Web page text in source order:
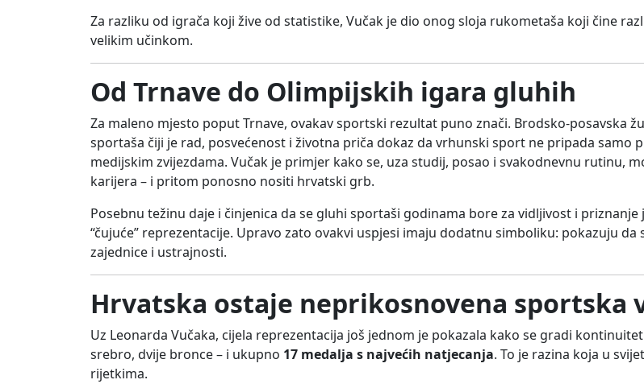
Za razliku od igrača koji žive od statistike, Vučak je dio onog sloja rukometaša koji čine
velikim učinkom.
Od Trnave do Olimpijskih igara gluhih
Za maleno mjesto poput Trnave, ovakav sportski rezultat puno znači. Brodsko-posavska
sportaša čiji je rad, posvećenost i životna priča dokaz da vrhunski sport ne pripada samo
medijskim zvijezdama. Vučak je primjer kako se, uza studij, posao i svakodnevnu rutinu,
karijera – i pritom ponosno nositi hrvatski grb.
Posebnu težinu daje i činjenica da se gluhi sportaši godinama bore za vidljivost i
“čujuće” reprezentacije. Upravo zato ovakvi uspjesi imaju dodatnu simboliku: pokazuju
zajednice i ustrajnosti.
Hrvatska ostaje neprikosnovena sportska
Uz Leonarda Vučaka, cijela reprezentacija još jednom je pokazala kako se gradi
srebro, dvije bronce – i ukupno 17 medalja s najvećih natjecanja. To je razina koja u
rijetkima.